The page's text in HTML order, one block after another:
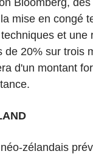
Bloomberg,
mise en congé
et une
de 20% sur trois
d'un montant
zélandais